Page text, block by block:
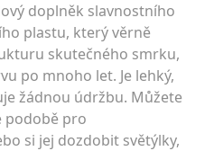
doplněk slavnostního
plastu, který věrně
skutečného smrku,
po mnoho let. Je lehký,
žádnou údržbu. Můžete
podobě pro
si jej dozdobit světýlky,